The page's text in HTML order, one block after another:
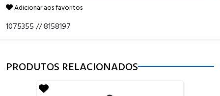
Adicionar aos favoritos
1075355 // 8158197
PRODUTOS RELACIONADOS